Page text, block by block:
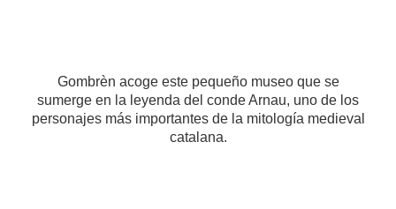
Gombrèn acoge este pequeño museo que se
sumerge en la leyenda del conde Arnau, uno de los
personajes más importantes de la mitología medieval
catalana.